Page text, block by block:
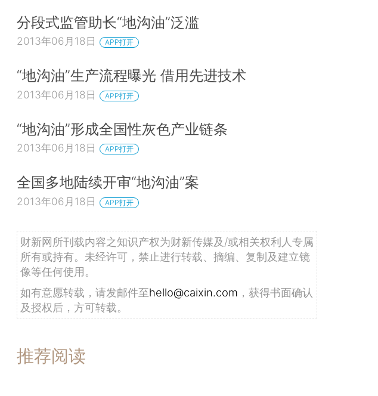
分段式监管助长“地沟油”泛滥
2013年06月18日 APP打开
“地沟油”生产流程曝光 借用先进技术
2013年06月18日 APP打开
“地沟油”形成全国性灰色产业链条
2013年06月18日 APP打开
全国多地陆续开审“地沟油”案
2013年06月18日 APP打开
财新网所刊载内容之知识产权为财新传媒及/或相关权利人专属
所有或持有。未经许可，禁止进行转载、摘编、复制及建立镜
像等任何使用。
如有意愿转载，请发邮件至hello@caixin.com ，获得书面确认
及授权后，方可转载。
推荐阅读